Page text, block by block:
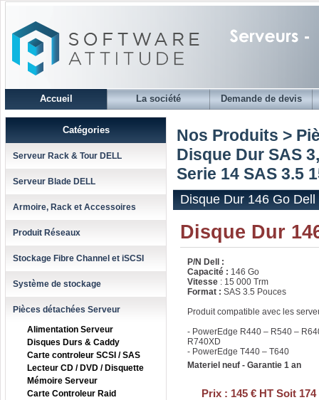
Accueil La société Demande de devis
Catégories
Serveur Rack & Tour DELL
Serveur Blade DELL
Armoire, Rack et Accessoires
Produit Réseaux
Stockage Fibre Channel et iSCSI
Système de stockage
Pièces détachées Serveur
Alimentation Serveur
Disques Durs & Caddy
Carte controleur SCSI / SAS
Lecteur CD / DVD / Disquette
Mémoire Serveur
Carte Controleur Raid
Nos Produits >
Disque Dur SAS
Serie 14 SAS 3.5
Disque Dur 146 Go
Disque Dur
P/N Dell :
Capacité : 146 Go
Vitesse : 15 000 Trm
Format : SAS 3.5 Pouces
Produit compatible avec les
- PowerEdge R440 – R540 –
R740XD
- PowerEdge T440 – T640
Materiel neuf - Garantie 1 an
Prix : 145 € HT Soit 174